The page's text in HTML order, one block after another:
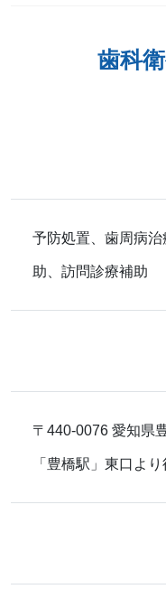
歯科
予防処置、歯周病
助、訪問診療補助
〒440-0076 愛知県
「豊橋駅」東口よ